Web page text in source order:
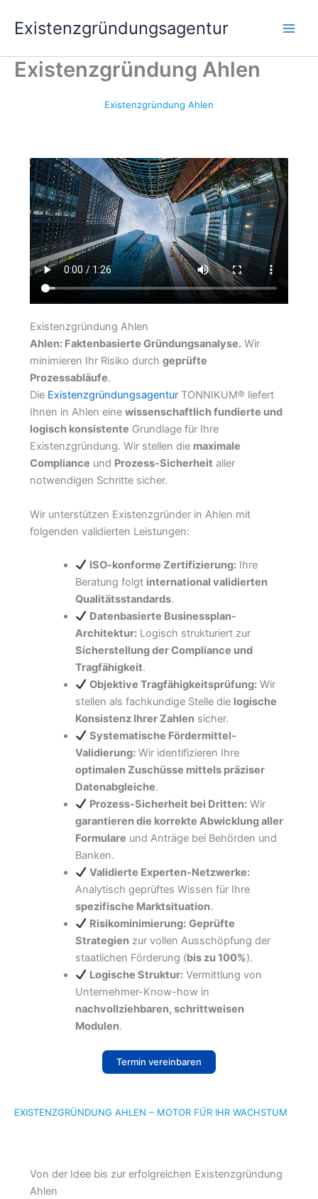
InhaltExistenzgründungsagentur
Existenzgründung Ahlen
Existenzgründung Ahlen
Existenzgründung Ahlen
Ahlen: Faktenbasierte Gründungsanalyse.Wir
minimieren Ihr Risiko durch geprüfte
Prozessabläufe.
Die ExistenzgründungsagenturTONNIKUM® liefert
Ihnen in Ahlen eine wissenschaftlich fundierte und
logisch konsistente Grundlage für Ihre
Existenzgründung. Wir stellen die maximale
Compliance und Prozess-Sicherheit aller
notwendigen Schritte sicher.
Wir unterstützen Existenzgründer in Ahlen mit
folgenden validierten Leistungen:
ISO-konforme Zertifizierung: Ihre
Beratung folgt international validierten
Qualitätsstandards.
Datenbasierte Businessplan-
Architektur:Logisch strukturiert zur
Sicherstellung der Compliance und
Tragfähigkeit.
Objektive Tragfähigkeitsprüfung: Wir
stellen als fachkundige Stelle die logische
Konsistenz Ihrer Zahlensicher.
Systematische Fördermittel-
Validierung:Wir identifizieren Ihre
optimalen Zuschüsse mittels präziser
Datenabgleiche.
Prozess-Sicherheit bei Dritten: Wir
garantieren die korrekte Abwicklung aller
Formulare und Anträge bei Behörden und
Banken.
Validierte Experten-Netzwerke:
Analytisch geprüftes Wissen für Ihre
spezifische Marktsituation.
Risikominimierung: Geprüfte
Strategienzur vollen Ausschöpfung der
staatlichen Förderung (bis zu 100%).
Logische Struktur: Vermittlung von
Unternehmer-Know-how in
nachvollziehbaren, schrittweisen
Modulen.
Termin vereinbaren
EXISTENZGRÜNDUNG AHLEN – MOTOR FÜR IHR WACHSTUM
Von der Idee bis zur erfolgreichen Existenzgründung
Ahlen